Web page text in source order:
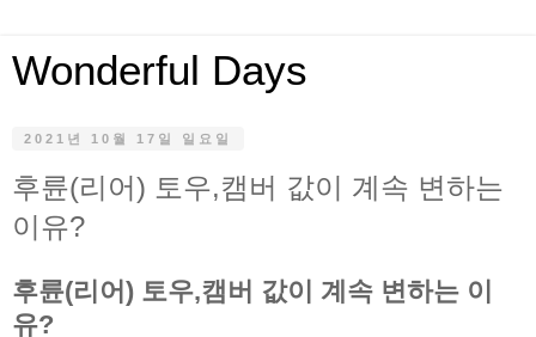
Wonderful Days
2021년 10월 17일 일요일
후륜(리어) 토우,캠버 값이 계속 변하는
이유?
후륜(리어) 토우,캠버 값이 계속 변하는 이
유?